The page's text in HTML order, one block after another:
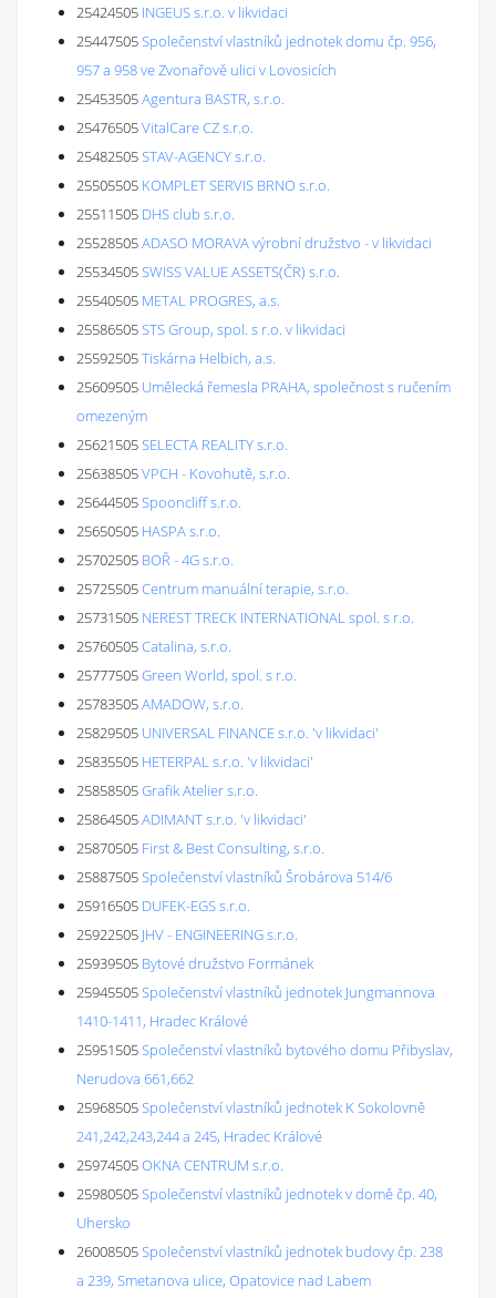
25424505 INGEUS s.r.o. v likvidaci
25447505Společenství vlastníků jednotek domu čp. 956,
957 a 958 ve Zvonařově ulici v Lovosicích
25453505Agentura BASTR, s.r.o.
25476505VitalCare CZ s.r.o.
25482505STAV-AGENCY s.r.o.
25505505 KOMPLET SERVIS BRNO s.r.o.
25511505 DHS club s.r.o.
25528505ADASO MORAVA výrobní družstvo - v likvidaci
25534505SWISS VALUE ASSETS(ČR) s.r.o.
25540505 METAL PROGRES, a.s.
25586505STS Group, spol. s r.o. v likvidaci
25592505Tiskárna Helbich, a.s.
25609505 Umělecká řemesla PRAHA, společnost s ručením
omezeným
25621505SELECTA REALITY s.r.o.
25638505VPCH - Kovohutě, s.r.o.
25644505Spooncliff s.r.o.
25650505 HASPA s.r.o.
25702505 BOŘ - 4G s.r.o.
25725505Centrum manuální terapie, s.r.o.
25731505 NEREST TRECK INTERNATIONAL spol. s r.o.
25760505Catalina, s.r.o.
25777505Green World, spol. s r.o.
25783505AMADOW, s.r.o.
25829505 UNIVERSAL FINANCE s.r.o. 'v likvidaci'
25835505 HETERPAL s.r.o. 'v likvidaci'
25858505Grafik Atelier s.r.o.
25864505ADIMANT s.r.o. 'v likvidaci'
25870505 First & Best Consulting, s.r.o.
25887505Společenství vlastníků Šrobárova 514/6
25916505 DUFEK-EGS s.r.o.
25922505 JHV - ENGINEERING s.r.o.
25939505 Bytové družstvo Formánek
25945505Společenství vlastníků jednotek Jungmannova
1410-1411, Hradec Králové
25951505Společenství vlastníků bytového domu Přibyslav,
Nerudova 661,662
25968505Společenství vlastníků jednotek K Sokolovně
241,242,243,244 a 245, Hradec Králové
25974505OKNA CENTRUM s.r.o.
25980505Společenství vlastníků jednotek v domě čp. 40,
Uhersko
26008505Společenství vlastníků jednotek budovy čp. 238
a 239, Smetanova ulice, Opatovice nad Labem